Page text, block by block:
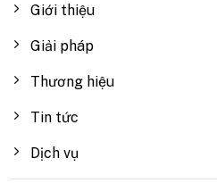
Giới thiệu
Giải pháp
Thương hiệu
Tin tức
Dịch vụ